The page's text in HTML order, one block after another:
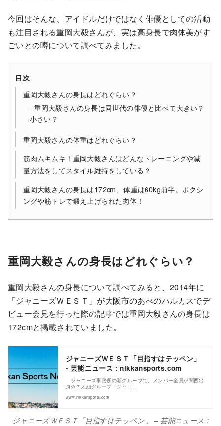
今回はそんな、アイドルだけではなく俳優としての活動
も注目される重岡大毅さんが、実は高身長で肉体美がす
ごいとの噂について調べてみました。
目次
重岡大毅さんの身長はどれぐらい？
重岡大毅さんの身長は同世代の俳優と比べて大きい？
小さい？
重岡大毅さんの体重はどれぐらい？
筋肉ムキムキ！重岡大毅さんはどんなトレーニングや減
量方法をしてスタイル維持をしている？
重岡大毅さんの身長は172cm、体重は60kg前半。ボクシ
ングや筋トレで鍛え上げられた肉体！
重岡大毅さんの身長はどれぐらい？
重岡大毅さんの身長について調べてみると、2014年に
「ジャニーズＷＥＳＴ」が大阪市のあべのハルカスでデ
ビュー会見を行った際の記事では重岡大毅さんの身長は
172cmと掲載されていました。
ジャニーズＷＥＳＴ「目指すはテッペン」
- 芸能ニュース : nikkansports.com
ジャニーズ事務所の新グループで、メンバー全員が関西出
身の７人組グループ「ジャニ…
www.nikkansports.com
ジャニーズＷＥＳＴ「目指すはテッペン」 – 芸能ニュース :